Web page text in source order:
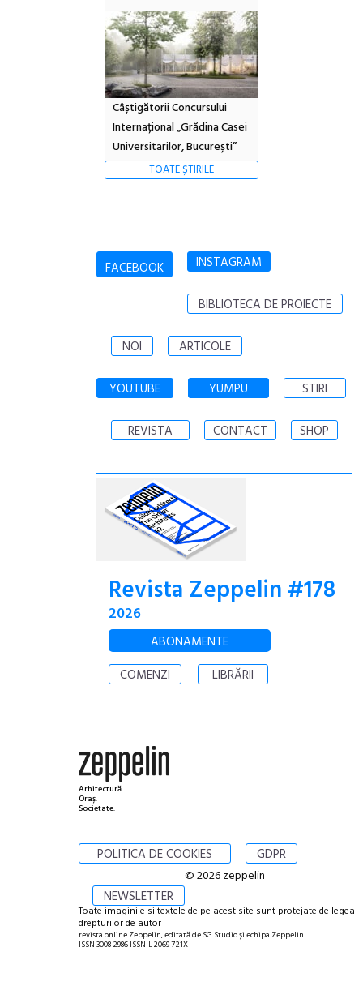
Câștigătorii Concursului
Internațional „Grădina Casei
Universitarilor, București”
TOATE ȘTIRILE
FACEBOOK INSTAGRAM
BIBLIOTECA DE PROIECTE
NOI ARTICOLE
YOUTUBE YUMPU STIRI
REVISTA CONTACT SHOP
Revista Zeppelin #178
2026
ABONAMENTE
COMENZI
LIBRĂRII
Arhitectură.
Oraș.
Societate.
POLITICA DE COOKIES GDPR
NEWSLETTER
© 2026 zeppelin
Toate imaginile si textele de pe acest site sunt protejate de legea
drepturilor de autor
revista online Zeppelin, editată de SG Studio și echipa Zeppelin
ISSN 3008-2986 ISSN-L 2069-721X